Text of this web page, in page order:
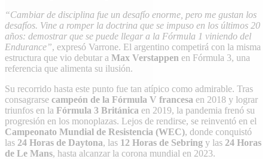
“Cambiar de disciplina fue un desafío enorme, pero me gustan los
desafíos. Vine a romper la doctrina que se impuso en los últimos 20
años: demostrar que se puede llegar a la Fórmula 1 viniendo del
Endurance”, expresó Varrone. El argentino competirá con la misma
estructura que vio debutar a Max Verstappen en Fórmula 3, una
referencia que alimenta su ilusión.
Su recorrido hasta este punto fue tan atípico como admirable. Tras
consagrarse campeón de la Fórmula V francesa en 2018 y lograr
triunfos en la Fórmula 3 Británica en 2019, la pandemia frenó su
progresión en los monoplazas. Lejos de rendirse, se reinventó en el
Campeonato Mundial de Resistencia (WEC), donde conquistó
las 24 Horas de Daytona, las 12 Horas de Sebring y las 24 Horas
de Le Mans, hasta alcanzar la corona mundial en 2023.